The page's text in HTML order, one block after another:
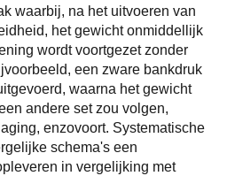
waarbij, na het uitvoeren van
het gewicht onmiddellijk
wordt voortgezet zonder
een zware bankdruk
waarna het gewicht
andere set zou volgen,
enzovoort. Systematische
schema's een
in vergelijking met